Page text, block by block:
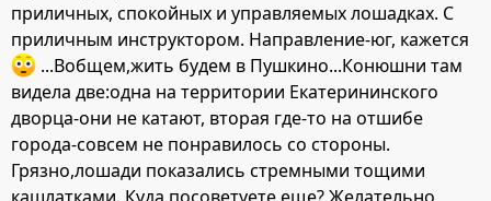
приличных, спокойных и управляемых лошадках. С
приличным инструктором. Направление-юг, кажется
...Вобщем,жить будем в Пушкино...Конюшни там
видела две:одна на территории Екатерининского
дворца-они не катают, вторая где-то на отшибе
города-совсем не понравилось со стороны.
Грязно,лошади показались стремными тощими